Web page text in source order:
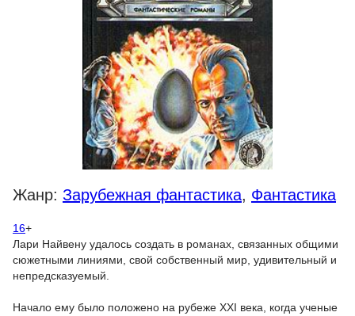
Жанр: Зарубежная фантастика, Фантастика
16+
Лари Найвену удалось создать в романах, связанных общими
сюжетными линиями, свой собственный мир, удивительный и
непредсказуемый.
Начало ему было положено на рубеже XXI века, когда ученые